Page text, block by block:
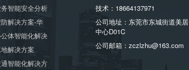
智能安全分析
解决方案-华
体智能化解决
解决方案
智能化解决方
技术：18664137971
公司地址：东莞市东城街道美居
中心D01C
公司邮箱：zczlzhu@163.com